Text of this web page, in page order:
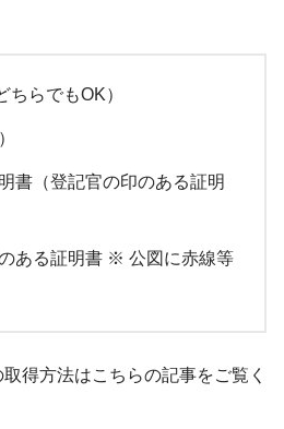
ちらでもOK）
書（登記官の印のある証明
ある証明書 ※ 公図に赤線等
得方法はこちらの記事をご覧く